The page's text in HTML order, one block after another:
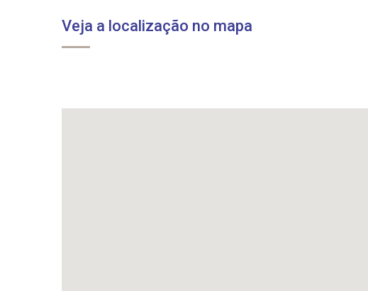
Veja a localização no mapa